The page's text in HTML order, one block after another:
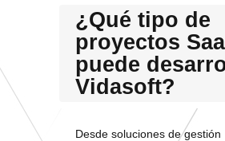
¿Qué tipo de
proyectos
puede
Vidasoft?
Desde soluciones de gestión